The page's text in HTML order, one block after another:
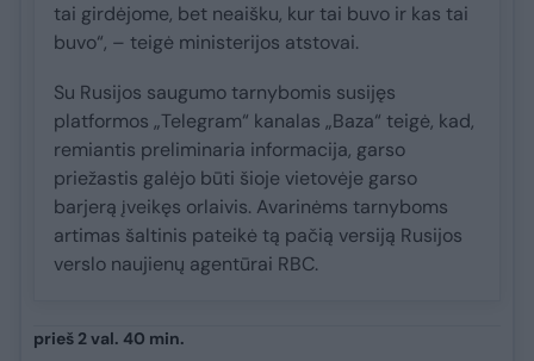
tai girdėjome, bet neaišku, kur tai buvo ir kas tai
buvo“, – teigė ministerijos atstovai.
Su Rusijos saugumo tarnybomis susijęs
platformos „Telegram“ kanalas „Baza“ teigė, kad,
remiantis preliminaria informacija, garso
priežastis galėjo būti šioje vietovėje garso
barjerą įveikęs orlaivis. Avarinėms tarnyboms
artimas šaltinis pateikė tą pačią versiją Rusijos
verslo naujienų agentūrai RBC.
prieš 2 val. 40 min.